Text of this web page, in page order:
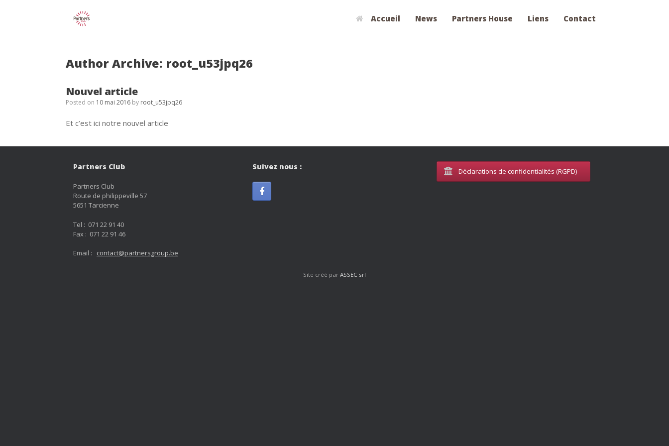
Accueil News Partners House Liens Contact
Author Archive: root_u53jpq26
Nouvel article
Posted on 10 mai 2016 by root_u53jpq26
Et c’est ici notre nouvel article
Partners Club
Partners Club
Route de philippeville 57
5651 Tarcienne
Tel : 071 22 91 40
Fax : 071 22 91 46
Email : contact@partnersgroup.be
Suivez nous : Déclarations de confidentialités (RGPD)
Site créé par ASSEC srl